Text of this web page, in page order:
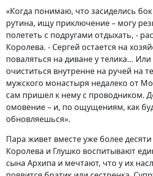
«Когда понимаю, что засиделись
рутина, ищу приключение – могу
полететь с подругами отдыхать, -
Королева. - Сергей остается на
поваляться на диване у телика…
очиститься внутренне на ручей на
мужского монастыря недалеко от
сам пришел к нему с проводником.
омовение – и, по ощущениям, как
обновляешься».
Пара живет вместе уже более десяти
Королева и Глушко воспитывают
сына Архипа и мечтают, что у их